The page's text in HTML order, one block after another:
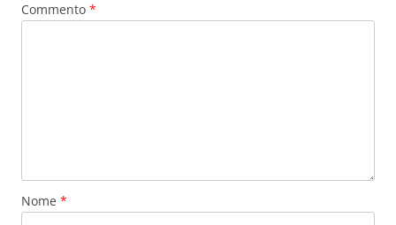
Commento *
Nome *